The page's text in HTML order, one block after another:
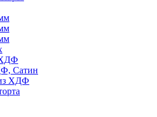
Сатин
ХДФ